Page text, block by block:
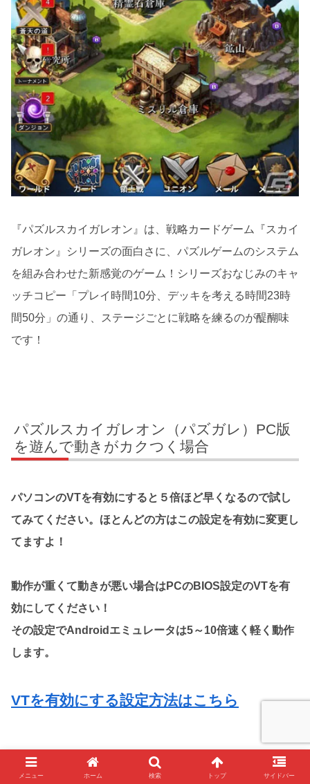
『パズルスカイガレオン』は、戦略カードゲーム『スカイ
ガレオン』シリーズの面白さに、パズルゲームのシステム
を組み合わせた新感覚のゲーム！シリーズおなじみのキャ
ッチコピー「プレイ時間10分、デッキを考える時間23時
間50分」の通り、ステージごとに戦略を練るのが醍醐味
です！
パズルスカイガレオン（パズガレ）PC版
を遊んで動きがカクつく場合
パソコンのVTを有効にすると５倍ほど早くなるので試し
てみてください。ほとんどの方はこの設定を有効に変更し
てますよ！
動作が重くて動きが悪い場合はPCのBIOS設定のVTを有
効にしてください！
その設定でAndroidエミュレータは5～10倍速く軽く動作
します。
VTを有効にする設定方法はこちら
メニュー ホーム 検索 トップ サイドバー